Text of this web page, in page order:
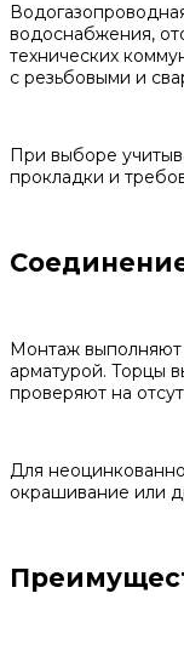
водоснабжения,
технических
с резьбовыми и
При выборе
прокладки и
Монтаж выполняют
арматурой. Торцы
проверяют на
Для
окрашивание или